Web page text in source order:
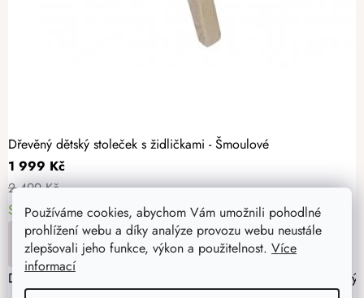
Používáme cookies, abychom Vám umožnili pohodlné
prohlížení webu a díky analýze provozu webu neustále
zlepšovali jeho funkce, výkon a použitelnost. Více
informací
Dřevěný dětský stoleček s židličkami - Šmoulové
1 999 Kč
2 499 Kč
Skladem> 5 ks 11. - 12. 8. u vás
DO KOŠÍKU
Dřevěnou sadu stolečku a dvou židliček s oblíbeným